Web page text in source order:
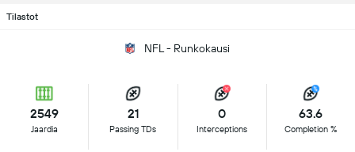
Tilastot
NFL - Runkokausi
2549
Jaardia
21
Passing TDs
0
Interceptions
63.6
Completion %